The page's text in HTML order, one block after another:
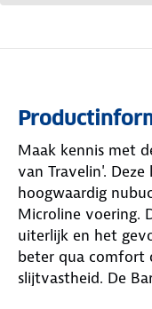
Maak kennis met
van Travelin'.
hoogwaardig
Microline voering.
uiterlijk en het
beter qua comfort
slijtvastheid. De